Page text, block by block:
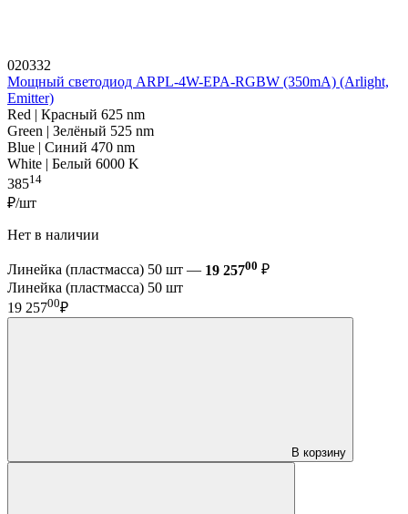
020332
Мощный светодиод ARPL-4W-EPA-RGBW (350mA) (Arlight,
Emitter)
Red | Красный 625 nm
Green | Зелёный 525 nm
Blue | Синий 470 nm
White | Белый 6000 K
38514
₽/шт
Нет в наличии
Линейка (пластмасса) 50 шт — 19 25700 ₽
Линейка (пластмасса) 50 шт
19 25700₽
В корзину